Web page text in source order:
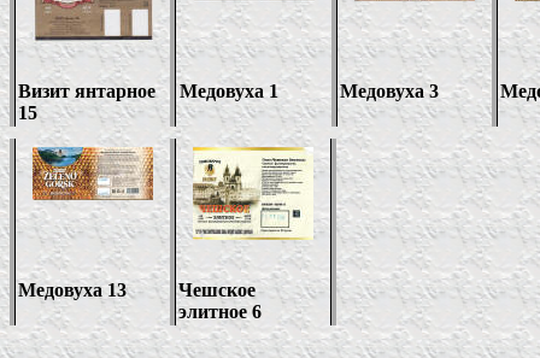
Визит янтарное
15
Медовуха 1 Медовуха 3
Медовуха 13
Чешское
элитное 6